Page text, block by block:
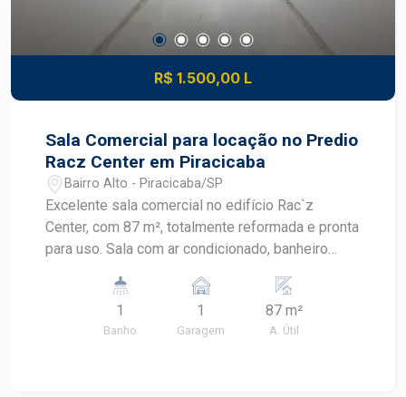
R$ 1.500,00 L
Sala Comercial para locação no Predio
Racz Center em Piracicaba
Bairro Alto - Piracicaba/SP
Excelente sala comercial no edifício Rac`z
Center, com 87 m², totalmente reformada e pronta
para uso. Sala com ar condicionado, banheiro
praticidade para o seu negócio. Uma excelente
oportunidade para instalar sua empresa ou
investir em um imóvel comercial de qualidade.
1
Banho
1
Garagem
87 m²
A. Útil